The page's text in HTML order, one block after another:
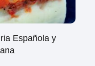
Española y